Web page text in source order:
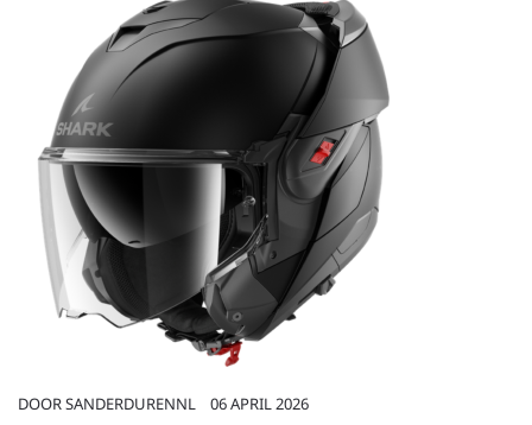
DOORSANDERDURENNL 06 APRIL 2026